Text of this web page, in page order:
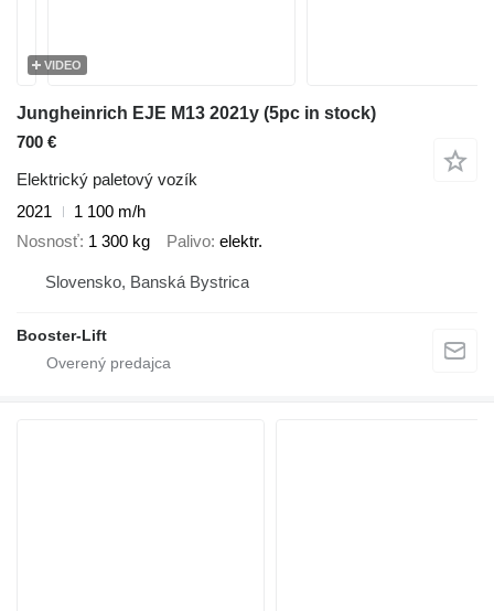
VIDEO
Jungheinrich EJE M13 2021y (5pc in stock)
700 €
Elektrický paletový vozík
2021
1 100 m/h
Nosnosť 1 300 kg Palivo elektr.
Slovensko, Banská Bystrica
Booster-Lift